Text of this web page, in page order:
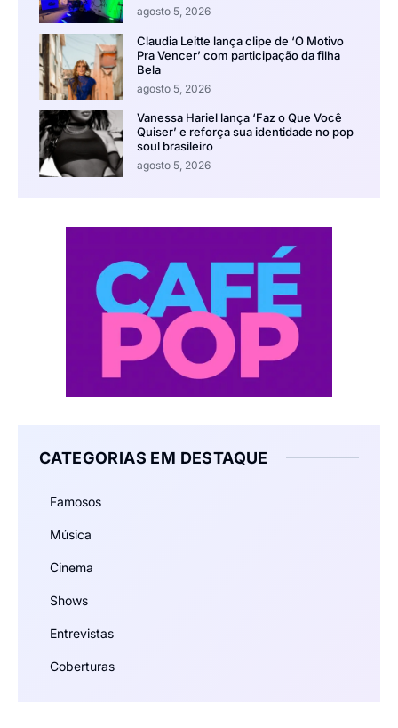
agosto 5, 2026
Claudia Leitte lança clipe de ‘O Motivo
Pra Vencer’ com participação da filha
Bela
agosto 5, 2026
Vanessa Hariel lança ‘Faz o Que Você
Quiser’ e reforça sua identidade no pop
soul brasileiro
agosto 5, 2026
CATEGORIAS EM DESTAQUE
Famosos
Música
Cinema
Shows
Entrevistas
Coberturas